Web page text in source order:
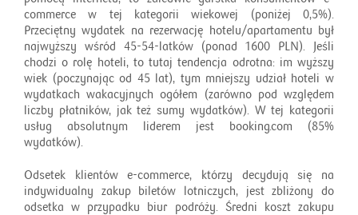
commerce w tej kategorii wiekowej (poniżej 0,5%).
Przeciętny wydatek na rezerwację hotelu/apartamentu był
najwyższy wśród 45-54-latków (ponad 1600 PLN). Jeśli
chodzi o rolę hoteli, to tutaj tendencja odrotna: im wyższy
wiek (poczynając od 45 lat), tym mniejszy udział hoteli w
wydatkach wakacyjnych ogółem (zarówno pod względem
liczby płatników, jak też sumy wydatków). W tej kategorii
usług absolutnym liderem jest booking.com (85%
wydatków).
Odsetek klientów e-commerce, którzy decydują się na
indywidualny zakup biletów lotniczych, jest zbliżony do
odsetka w przypadku biur podróży. Średni koszt zakupu